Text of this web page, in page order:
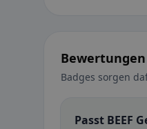
Bewertungen
Badges sorgen
Passt BEEF